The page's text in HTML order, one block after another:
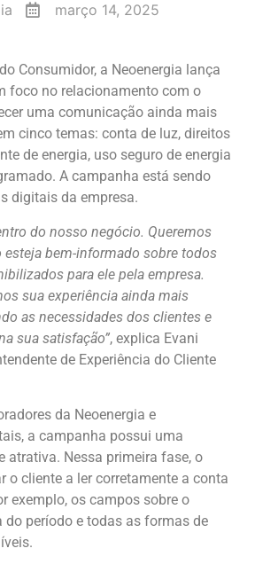
março 14, 2025
Consumidor, a Neoenergia lança
foco no relacionamento com o
uma comunicação ainda mais
cinco temas: conta de luz, direitos
de energia, uso seguro de energia
A campanha está sendo
digitais da empresa.
do nosso negócio. Queremos
bem-informado sobre todos
para ele pela empresa.
sua experiência ainda mais
as necessidades dos clientes e
sua satisfação”, explica Evani
de Experiência do Cliente
da Neoenergia e
a campanha possui uma
atrativa. Nessa primeira fase, o
o cliente a ler corretamente a conta
exemplo, os campos sobre o
do período e todas as formas de